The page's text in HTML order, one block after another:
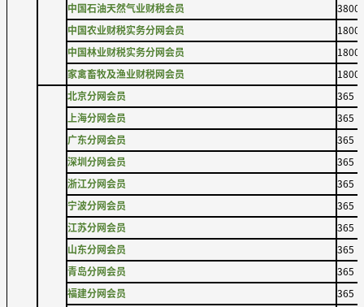
中国石油天然气业财税会员
3800
中国农业财税实务分网会员
1800
中国林业财税实务分网会员
1800
家禽畜牧及渔业财税网会员
1800
北京分网会员
365
上海分网会员
365
广东分网会员
365
深圳分网会员
365
浙江分网会员
365
宁波分网会员
365
江苏分网会员
365
山东分网会员
365
青岛分网会员
365
福建分网会员
365